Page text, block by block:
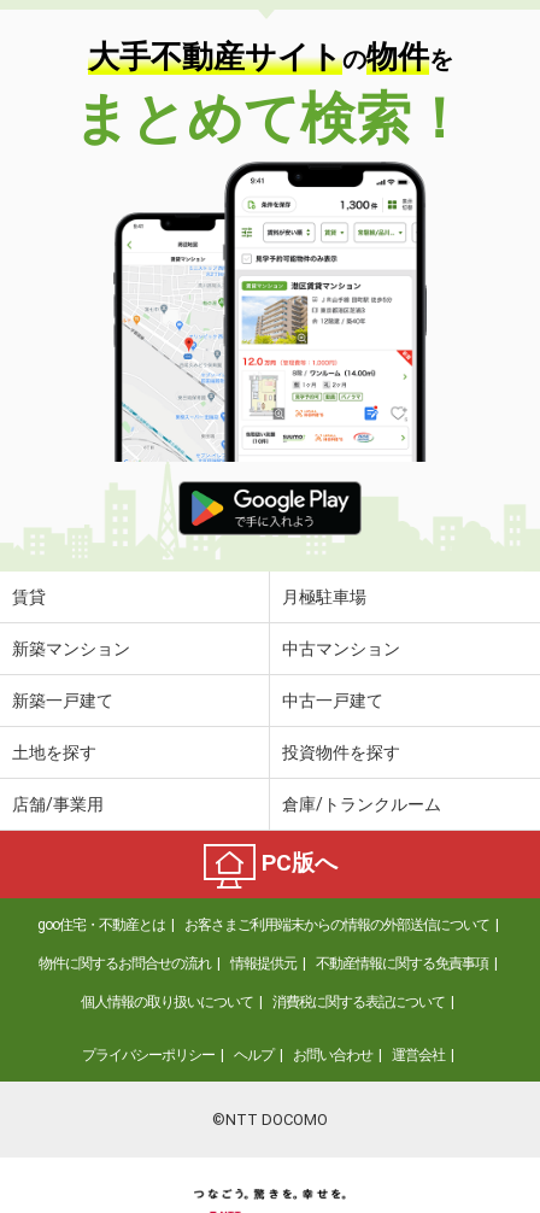
大手不動産サイトの物件を
まとめて検索！
賃貸 月極駐車場
新築マンション 中古マンション
新築一戸建て 中古一戸建て
土地を探す 投資物件を探す
店舗/事業用 倉庫/トランクルーム
PC版へ
goo住宅・不動産とは お客さまご利用端末からの情報の外部送信について
物件に関するお問合せの流れ 情報提供元 不動産情報に関する免責事項
個人情報の取り扱いについて 消費税に関する表記について
プライバシーポリシー ヘルプ お問い合わせ 運営会社
©NTT DOCOMO